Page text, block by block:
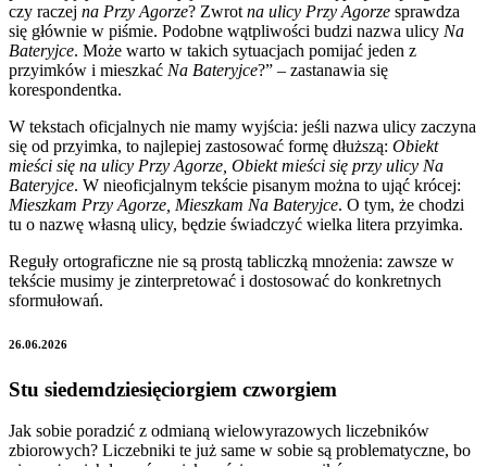
czy raczej na Przy Agorze? Zwrot na ulicy Przy Agorze sprawdza
się głównie w piśmie. Podobne wątpliwości budzi nazwa ulicy Na
Bateryjce. Może warto w takich sytuacjach pomijać jeden z
przyimków i mieszkać Na Bateryjce?” – zastanawia się
korespondentka.
W tekstach oficjalnych nie mamy wyjścia: jeśli nazwa ulicy zaczyna
się od przyimka, to najlepiej zastosować formę dłuższą: Obiekt
mieści się na ulicy Przy Agorze, Obiekt mieści się przy ulicy Na
Bateryjce. W nieoficjalnym tekście pisanym można to ująć krócej:
Mieszkam Przy Agorze, Mieszkam Na Bateryjce. O tym, że chodzi
tu o nazwę własną ulicy, będzie świadczyć wielka litera przyimka.
Reguły ortograficzne nie są prostą tabliczką mnożenia: zawsze w
tekście musimy je zinterpretować i dostosować do konkretnych
sformułowań.
26.06.2026
Stu siedemdziesięciorgiem czworgiem
Jak sobie poradzić z odmianą wielowyrazowych liczebników
zbiorowych? Liczebniki te już same w sobie są problematyczne, bo